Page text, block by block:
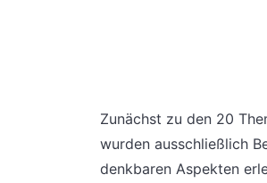
Zunächst zu den 20
wurden ausschließlich
denkbaren Aspekten